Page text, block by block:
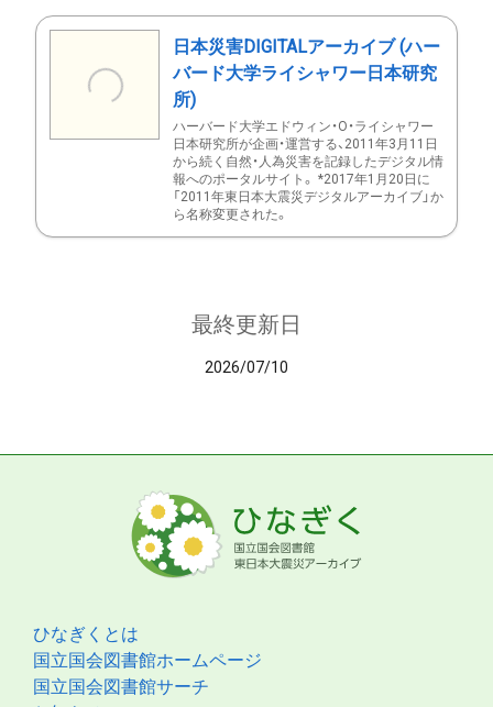
日本災害DIGITALアーカイブ (ハー
バード大学ライシャワー日本研究
所)
ハーバード大学エドウィン・O・ライシャワー
日本研究所が企画・運営する、2011年3月11日
から続く自然・人為災害を記録したデジタル情
報へのポータルサイト。 *2017年1月20日に
「2011年東日本大震災デジタルアーカイブ」か
ら名称変更された。
最終更新日
2026/07/10
ひなぎくとは
国立国会図書館ホームページ
国立国会図書館サーチ